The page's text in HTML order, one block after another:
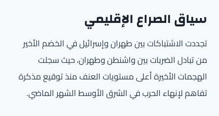
سياق الصراع الإقليمي
تجددت الاشتباكات بين طهران وإسرائيل في الخضم الأخير
من تبادل الضربات بين واشنطن وطهران، حيث سجلت
الهجمات الأخيرة أعلى مستويات العنف منذ توقيع مذكرة
تفاهم لإنهاء الحرب في الشرق الأوسط الشهر الماضي.